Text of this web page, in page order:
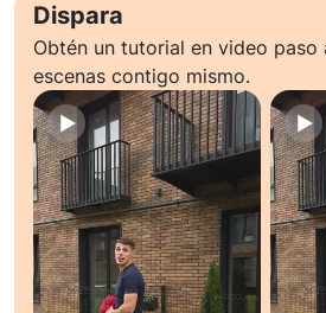
Dispara
Obtén un tutorial en video paso
escenas contigo mismo.